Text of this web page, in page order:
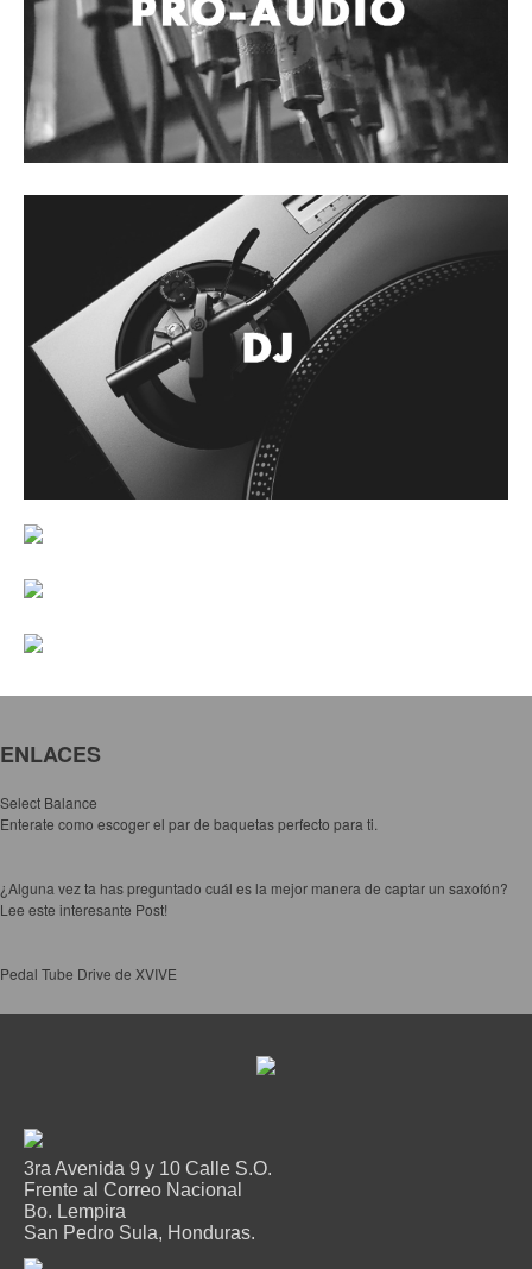
Otros Instrumentos de Cuerdas
Ukulele
Mandolina
Banjo
Cuerdas
Guitarra Metal
Guitarra Nylon
Guitarra Electrica
Violin
ENLACES
Select Balance
Enterate como escoger el par de baquetas perfecto para ti.
¿Alguna vez ta has preguntado cuál es la mejor manera de captar un saxofón?
Lee este interesante Post!
Pedal Tube Drive de XVIVE
3ra Avenida 9 y 10 Calle S.O.
Frente al Correo Nacional
Bo. Lempira
San Pedro Sula, Honduras.